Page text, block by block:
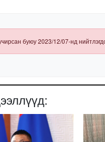
буюу 2023/12/07-нд